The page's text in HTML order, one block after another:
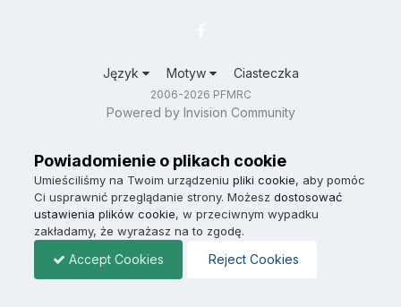
Język Motyw Ciasteczka
2006-2026 PFMRC
Powered by Invision Community
Powiadomienie o plikach cookie
Umieściliśmy na Twoim urządzeniu pliki cookie, aby pomóc
Ci usprawnić przeglądanie strony. Możesz dostosować
ustawienia plików cookie, w przeciwnym wypadku
zakładamy, że wyrażasz na to zgodę.
Accept Cookies Reject Cookies